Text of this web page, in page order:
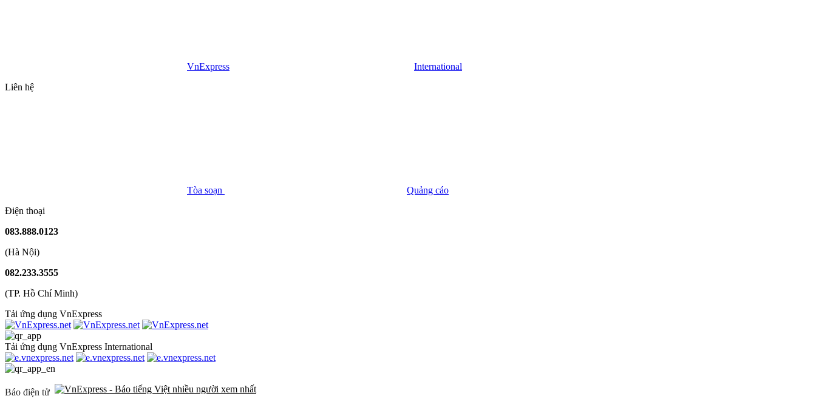
VnExpress
International
Liên hệ
Tòa soạn
Quảng cáo
Điện thoại
083.888.0123
(Hà Nội)
082.233.3555
(TP. Hồ Chí Minh)
Tải ứng dụng VnExpress
Tải ứng dụng VnExpress International
Báo điện tử